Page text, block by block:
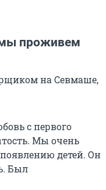
мы проживем
на Севмаше,
с первого
Мы очень
детей. Он
Был